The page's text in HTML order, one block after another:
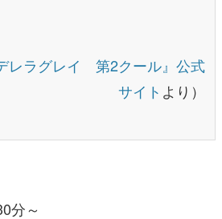
レラグレイ 第2クール』公式
サイト より）
分～